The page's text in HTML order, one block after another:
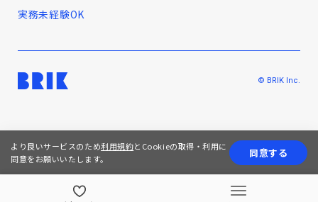
実務未経験OK
© BRIK Inc.
より良いサービスのため利用規約とCookieの取得・利用に
同意をお願いいたします。
同意する